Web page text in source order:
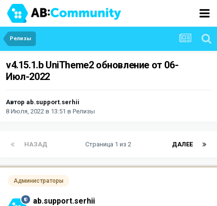
Релизы
v4.15.1.b UniTheme2 обновление от 06-
Июл-2022
Автор ab.support.serhii
8 Июля, 2022 в 13:51 в Релизы
НАЗАД ДАЛЕЕ
Страница 1 из 2
Администраторы
ab.support.serhii